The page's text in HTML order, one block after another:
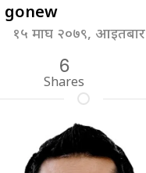
gonew
१५ माघ २०७९, आइतबार
6
Shares